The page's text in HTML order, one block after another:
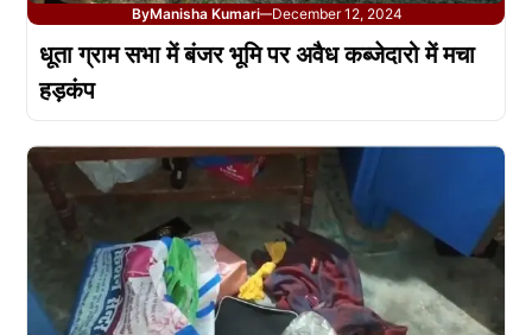
ByManisha Kumari—December 12, 2024
धूता ग्राम सभा में बंजर भूमि पर अवैध कब्जेदारो में मचा
हड़कंप